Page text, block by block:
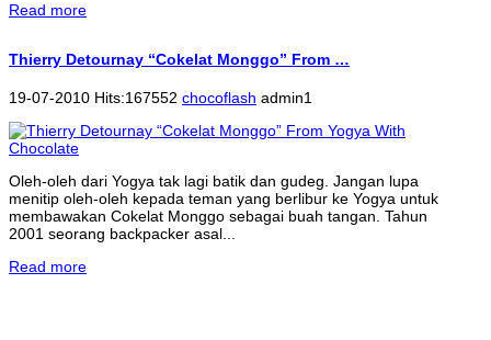
Read more
Thierry Detournay “Cokelat Monggo” From …
19-07-2010 Hits:167552 chocoflash admin1
Oleh-oleh dari Yogya tak lagi batik dan gudeg. Jangan lupa
menitip oleh-oleh kepada teman yang berlibur ke Yogya untuk
membawakan Cokelat Monggo sebagai buah tangan. Tahun
2001 seorang backpacker asal...
Read more